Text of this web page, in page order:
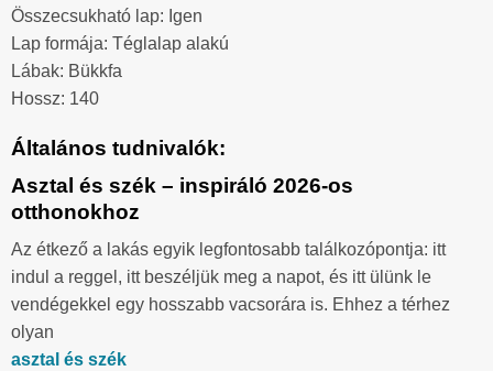
Összecsukható lap: Igen
Lap formája: Téglalap alakú
Lábak: Bükkfa
Hossz: 140
Általános tudnivalók:
Asztal és szék – inspiráló 2026-os
otthonokhoz
Az étkező a lakás egyik legfontosabb találkozópontja: itt
indul a reggel, itt beszéljük meg a napot, és itt ülünk le
vendégekkel egy hosszabb vacsorára is. Ehhez a térhez
olyan
asztal és szék